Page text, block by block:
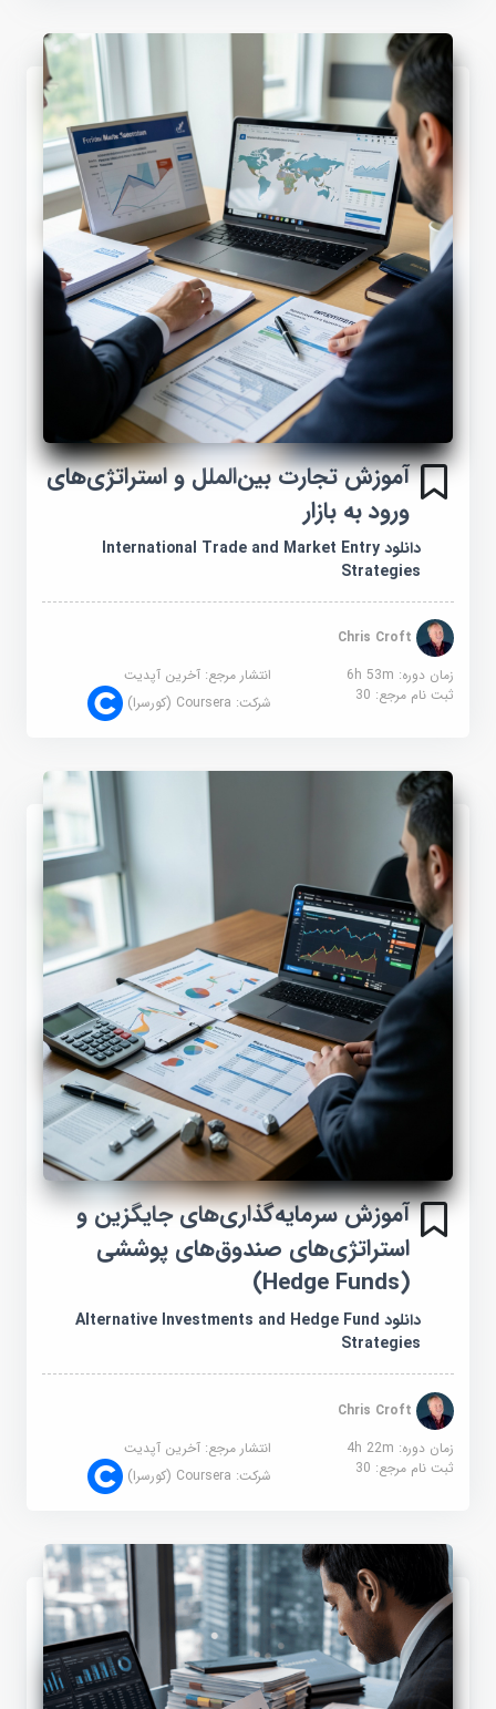
آموزش تجارت بین‌الملل و استراتژی‌های
ورود به بازار
دانلود International Trade and Market Entry
Strategies
Chris Croft
زمان دوره: 6h 53m
انتشار مرجع:آخرین آپدیت
ثبت نام مرجع:30 شرکت:Coursera (کورسرا)
آموزش سرمایه‌گذاری‌های جایگزین و
استراتژی‌های صندوق‌های پوششی
دانلود Alternative Investments and Hedge Fund
Strategies
Chris Croft
زمان دوره: 4h 22m
انتشار مرجع:آخرین آپدیت
ثبت نام مرجع:30 شرکت:Coursera (کورسرا)